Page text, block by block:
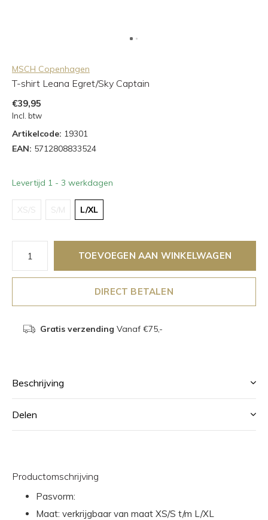
MSCH Copenhagen
T-shirt Leana Egret/Sky Captain
€39,95
Incl. btw
Artikelcode: 19301
EAN: 5712808833524
Levertijd 1 - 3 werkdagen
XS/S S/M L/XL
TOEVOEGEN AAN WINKELWAGEN
DIRECT BETALEN
Gratis verzending Vanaf €75,-
Beschrijving
Delen
Productomschrijving
Pasvorm:
Maat: verkrijgbaar van maat XS/S t/m L/XL